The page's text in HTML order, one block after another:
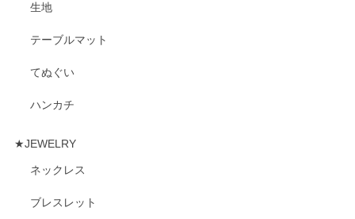
生地
テーブルマット
てぬぐい
ハンカチ
★JEWELRY
ネックレス
ブレスレット